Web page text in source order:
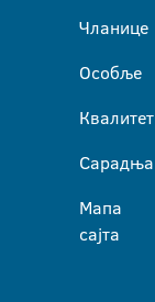
Чланице
Особље
Квалитет
Сарадња
Мапа
сајта